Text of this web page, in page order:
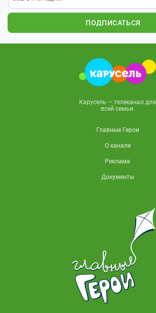
ПОДПИСАТЬСЯ
Карусель — телеканал для
всей семьи.
Главные Герои
О канале
Реклама
Документы